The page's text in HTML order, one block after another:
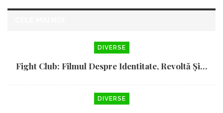
DIVERSE
Fight Club: Filmul Despre Identitate, Revoltă Și…
DIVERSE